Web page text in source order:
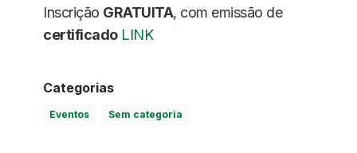
Inscrição GRATUITA, com emissão de
certificado LINK
Categorias
Eventos Sem categoria